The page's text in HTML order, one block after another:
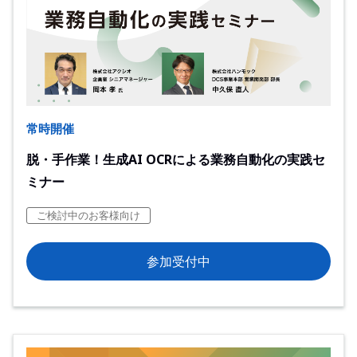
常時開催
脱・手作業！生成AI OCRによる業務自動化の実践セ
ミナー
ご検討中のお客様向け
参加受付中